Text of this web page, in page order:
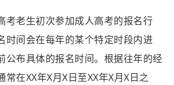
考老生初次参加成人高考的报名行
时间会在每年的某个特定时段内进
公布具体的报名时间。根据往年的经
在XX年X月X日至XX年X月X日之